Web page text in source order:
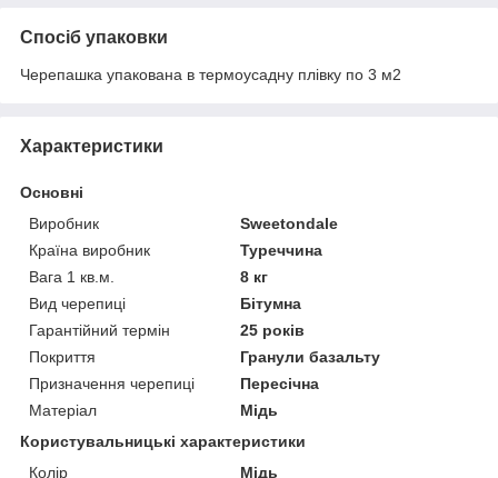
Спосіб упаковки
Черепашка упакована в термоусадну плівку по 3 м2
Характеристики
Основні
Виробник
Sweetondale
Країна виробник
Туреччина
Вага 1 кв.м.
8 кг
Вид черепиці
Бітумна
Гарантійний термін
25 років
Покриття
Гранули базальту
Призначення черепиці
Пересічна
Матеріал
Мідь
Користувальницькі характеристики
Колір
Мідь